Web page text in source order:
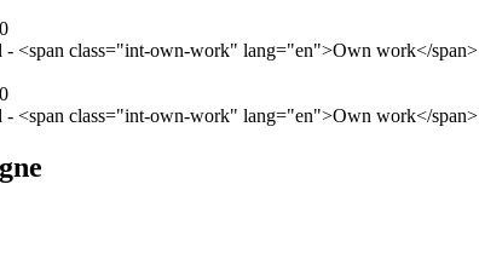
- <span class="int-own-work" lang="en">Own work</span>
- <span class="int-own-work" lang="en">Own work</span>